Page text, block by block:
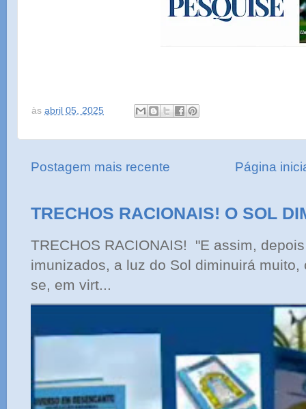
às abril 05, 2025
Postagem mais recente Página
TRECHOS RACIONAIS! O SOL
TRECHOS RACIONAIS! "E assim,
imunizados, a luz do Sol diminuirá
se, em virt...